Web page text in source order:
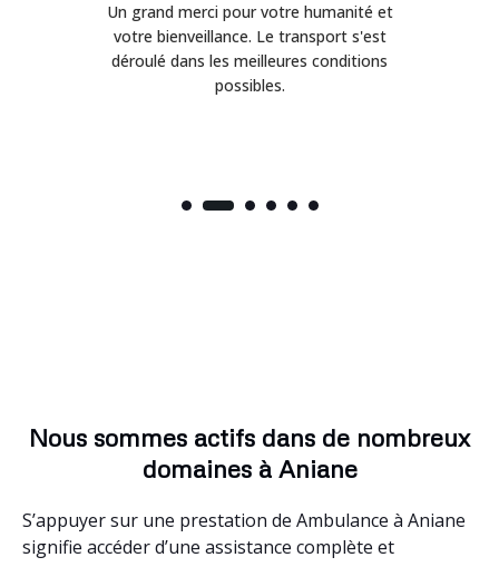
Un grand merci pour votre humanité et
votre bienveillance. Le transport s'est
déroulé dans les meilleures conditions
possibles.
Nous sommes actifs dans de nombreux
domaines à Aniane
S’appuyer sur une prestation de Ambulance à Aniane
signifie accéder d’une assistance complète et